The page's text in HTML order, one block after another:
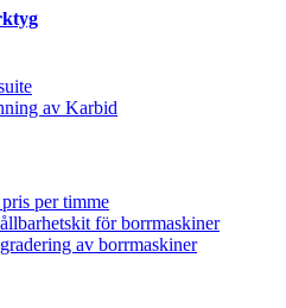
av Karbid
per timme
för borrmaskiner
av borrmaskiner